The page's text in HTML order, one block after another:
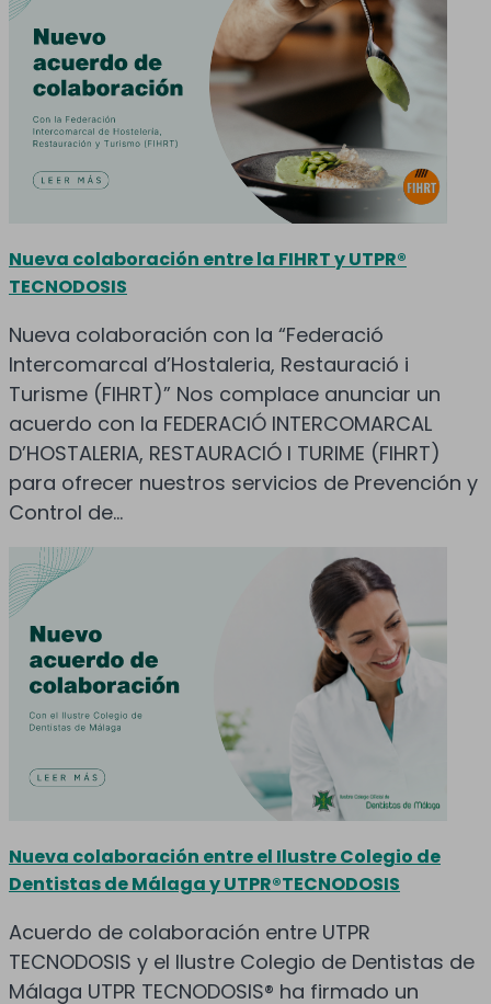
Nueva colaboración entre la FIHRT y UTPR®
TECNODOSIS
Nueva colaboración con la “Federació
Intercomarcal d’Hostaleria, Restauració i
Turisme (FIHRT)” Nos complace anunciar un
acuerdo con la FEDERACIÓ INTERCOMARCAL
D’HOSTALERIA, RESTAURACIÓ I TURIME (FIHRT)
para ofrecer nuestros servicios de Prevención y
Control de...
Nueva colaboración entre el Ilustre Colegio de
Dentistas de Málaga y UTPR®TECNODOSIS
Acuerdo de colaboración entre UTPR
TECNODOSIS y el Ilustre Colegio de Dentistas de
Málaga UTPR TECNODOSIS® ha firmado un